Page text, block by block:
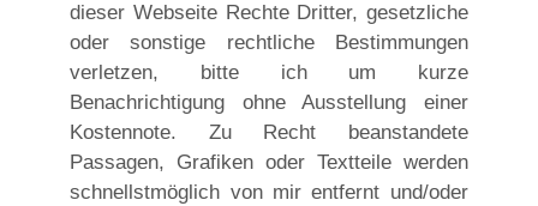
dieser Webseite Rechte Dritter, gesetzliche
oder sonstige rechtliche Bestimmungen
verletzen, bitte ich um kurze
Benachrichtigung ohne Ausstellung einer
Kostennote. Zu Recht beanstandete
Passagen, Grafiken oder Textteile werden
schnellstmöglich von mir entfernt und/oder